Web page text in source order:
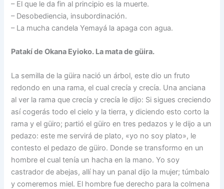
– El que le da fin al principio es la muerte.
– Desobediencia, insubordinación.
– La mucha candela Yemayá la apaga con agua.
Patakí de Okana Eyioko. La mata de güira.
La semilla de la güira nació un árbol, este dio un fruto
redondo en una rama, el cual crecía y crecía. Una anciana
al ver la rama que crecía y crecía le dijo: Si sigues creciendo
así cogerás todo el cielo y la tierra, y diciendo esto corto la
rama y el güiro; partió el güiro en tres pedazos y le dijo a un
pedazo: este me servirá de plato, «yo no soy plato», le
contesto el pedazo de güiro. Donde se transformo en un
hombre el cual tenía un hacha en la mano. Yo soy
castrador de abejas, allí hay un panal dijo la mujer; túmbalo
y comeremos miel. El hombre fue derecho para la colmena